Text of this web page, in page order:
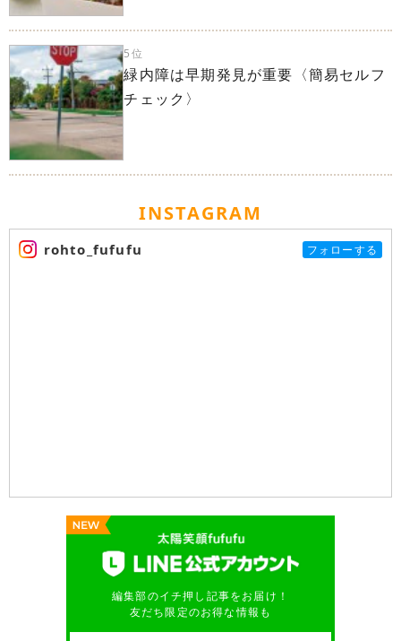
5位
緑内障は早期発見が重要〈簡易セルフ
チェック〉
INSTAGRAM
rohto_fufufu フォローする
編集部のイチ押し記事をお届け！
友だち限定のお得な情報も